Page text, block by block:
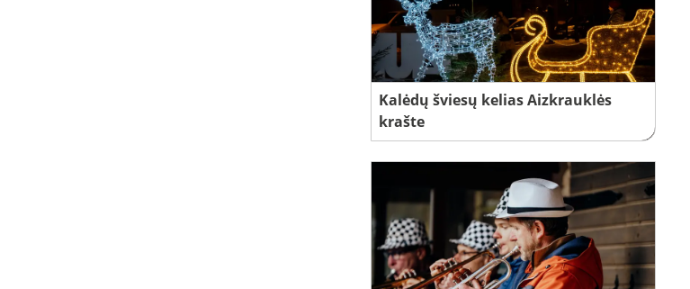
Kalėdų šviesų kelias Aizkrauklės
krašte